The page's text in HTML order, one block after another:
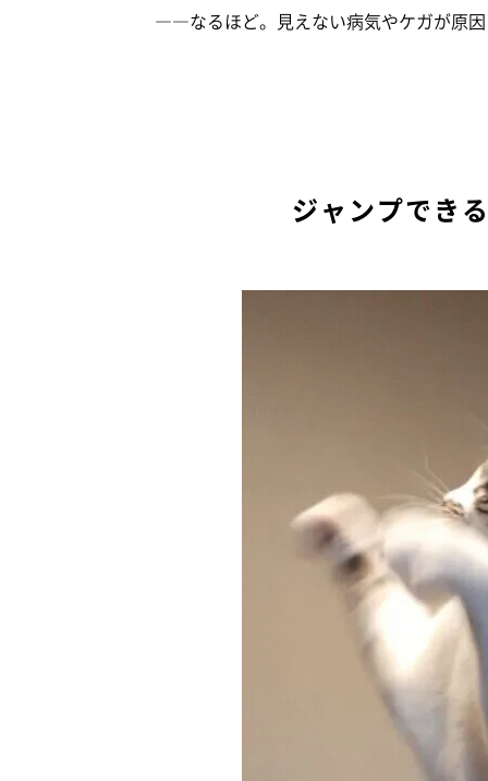
――なるほど。見えない病気やケガが原
ジャンプでき